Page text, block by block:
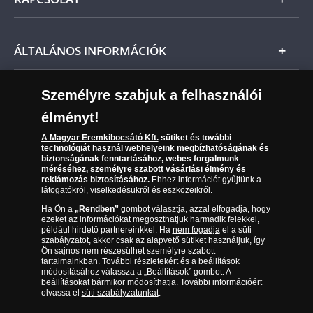
azt már kifizette.
Kézbesítés
Reklamáció
Visszaküldés
Elállási űrlap
Ügyfélszolgálat
Leiratkozás a hírlevélről
Karrier
ÁLTALÁNOS INFORMÁCIÓK
Sütik (cookies) használata
Süti (cookies)Beállítások
Társaságunkról
Az érmék és érmek ára és értéke
Gyakran ismételt kérdések
Adatkezelés
06 80 888 889
(díjmentesen hívható hétfőtől csütörtökig 9.00 és 17.00
óra között, péntekenként 9.00 és 15.00 óra között)
Személyre szabjuk a felhasználói
élményt!
A Magyar Éremkibocsátó Kft.sütiket és további
technológiát használ webhelyeink megbízhatóságának és
biztonságának fenntartásához, webes forgalmunk
méréséhez, személyre szabott vásárlási élmény és
reklámozás biztosításához.Ehhez információt gyűjtünk a
látogatókról, viselkedésükről és eszközeikről.
Ha Ön a „Rendben”gombot választja, azzal elfogadja, hogy
ezeket az információkat megoszthatjuk harmadik felekkel,
például hirdető partnereinkkel. Ha nem fogadjael a süti
szabályzatot, akkor csak az alapvető sütiket használjuk, így
Ön sajnos nem részesülhet személyre szabott
tartalmainkban. További részletekért és a beállítások
módosításához válassza a „Beállítások” gombot. A
beállításokat bármikor módosíthatja. További információért
olvassa el süti szabályzatunkat.